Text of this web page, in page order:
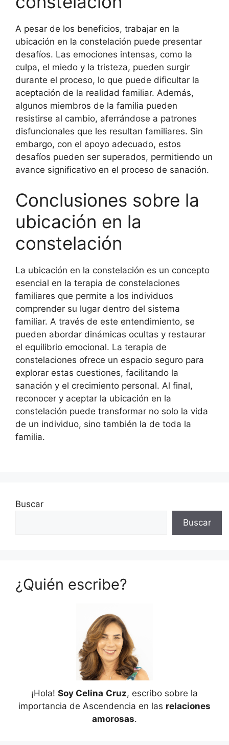
A pesar de los beneficios, trabajar en la
ubicación en la constelación puede presentar
desafíos. Las emociones intensas, como la
culpa, el miedo y la tristeza, pueden surgir
durante el proceso, lo que puede dificultar la
aceptación de la realidad familiar. Además,
algunos miembros de la familia pueden
resistirse al cambio, aferrándose a patrones
disfuncionales que les resultan familiares. Sin
embargo, con el apoyo adecuado, estos
desafíos pueden ser superados, permitiendo un
avance significativo en el proceso de sanación.
Conclusiones sobre la
ubicación en la
constelación
La ubicación en la constelación es un concepto
esencial en la terapia de constelaciones
familiares que permite a los individuos
comprender su lugar dentro del sistema
familiar. A través de este entendimiento, se
pueden abordar dinámicas ocultas y restaurar
el equilibrio emocional. La terapia de
constelaciones ofrece un espacio seguro para
explorar estas cuestiones, facilitando la
sanación y el crecimiento personal. Al final,
reconocer y aceptar la ubicación en la
constelación puede transformar no solo la vida
de un individuo, sino también la de toda la
familia.
Buscar
Buscar
¿Quién escribe?
¡Hola! Soy Celina Cruz, escribo sobre la
importancia de Ascendencia en las relaciones
amorosas.